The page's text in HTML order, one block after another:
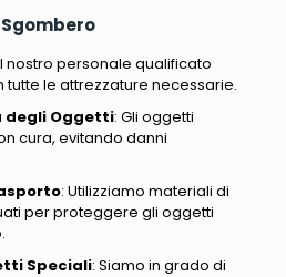
nostro personale qualificato
tutte le attrezzature necessarie.
degli Oggetti: Gli oggetti
cura, evitando danni
: Utilizziamo materiali di
per proteggere gli oggetti
Speciali: Siamo in grado di